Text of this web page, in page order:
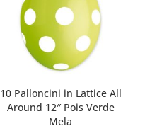
10 Palloncini in Lattice All
Around 12″ Pois Verde
Mela